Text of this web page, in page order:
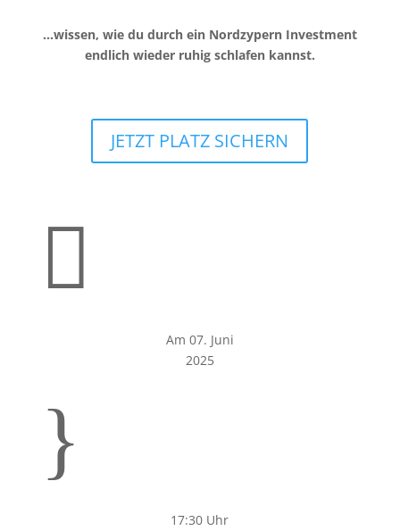
…wissen, wie du durch ein Nordzypern Investment
endlich wieder ruhig schlafen kannst.
JETZT PLATZ SICHERN

Am 07. Juni
2025
}
17:30 Uhr